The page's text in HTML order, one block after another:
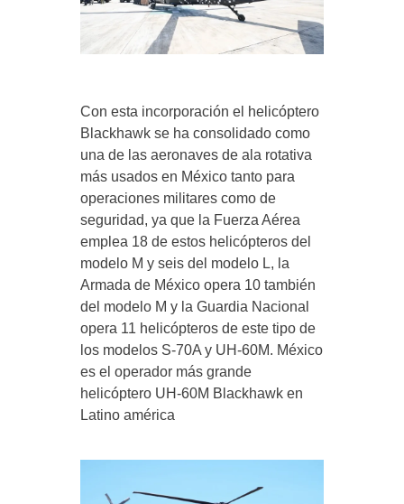
Con esta incorporación el helicóptero
Blackhawk se ha consolidado como
una de las aeronaves de ala rotativa
más usados en México tanto para
operaciones militares como de
seguridad, ya que la Fuerza Aérea
emplea 18 de estos helicópteros del
modelo M y seis del modelo L, la
Armada de México opera 10 también
del modelo M y la Guardia Nacional
opera 11 helicópteros de este tipo de
los modelos S-70A y UH-60M. México
es el operador más grande
helicóptero UH-60M Blackhawk en
Latino américa